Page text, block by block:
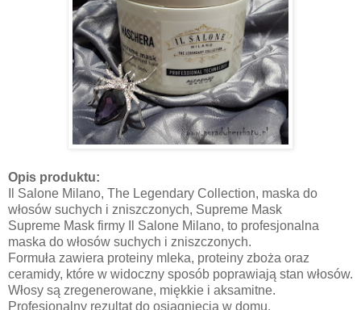
Opis produktu:
Il Salone Milano, The Legendary Collection, maska do
włosów suchych i zniszczonych, Supreme Mask
Supreme Mask firmy Il Salone Milano, to profesjonalna
maska do włosów suchych i zniszczonych.
Formuła zawiera proteiny mleka, proteiny zboża oraz
ceramidy, które w widoczny sposób poprawiają stan włosów.
Włosy są zregenerowane, miękkie i aksamitne.
Profesjonalny rezultat do osiągnięcia w domu.